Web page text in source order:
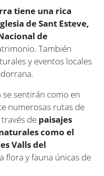
tiene una rica
de Sant Esteve,
de
También
y eventos locales
sentirán como en
numerosas rutas de
de paisajes
como el
Valls del
flora y fauna únicas de